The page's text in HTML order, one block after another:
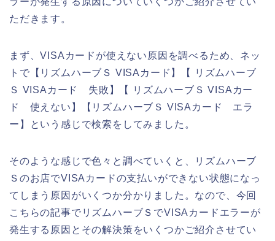
ただきます。
まず、VISAカードが使えない原因を調べるため、ネッ
トで【リズムハーブＳ VISAカード】【 リズムハーブ
Ｓ VISAカード 失敗】【 リズムハーブＳ VISAカー
ド 使えない】【リズムハーブＳ VISAカード エラ
ー】という感じで検索をしてみました。
そのような感じで色々と調べていくと、リズムハーブ
Ｓのお店でVISAカードの支払いができない状態になっ
てしまう原因がいくつか分かりました。なので、今回
こちらの記事でリズムハーブＳでVISAカードエラーが
発生する原因とその解決策をいくつかご紹介させてい